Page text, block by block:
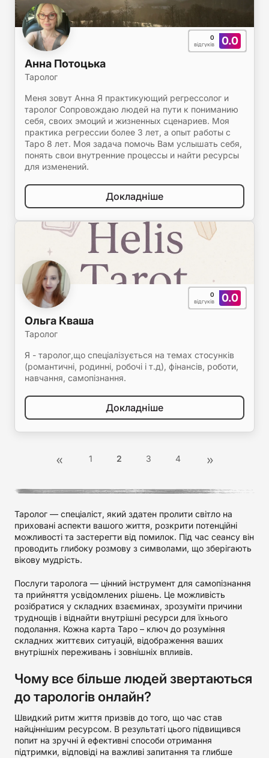
0.0
0
відгуків
Анна Потоцька
Таролог
Меня зовут Анна Я практикующий регрессолог и
таролог Сопровождаю людей на пути к пониманию
себя, своих эмоций и жизненных сценариев. Моя
практика регрессии более 3 лет, а опыт работы с
Таро 8 лет. Моя задача помочь Вам услышать себя,
понять свои внутренние процессы и найти ресурсы
для изменений.
Докладніше
0.0
0
відгуків
Ольга Кваша
Таролог
Я - таролог,що спеціалізується на темах стосунків
(романтичні, родинні, робочі і т.д), фінансів, роботи,
навчання, самопізнання.
Докладніше
1 2 3 4
Таролог — спеціаліст, який здатен пролити світло на
приховані аспекти вашого життя, розкрити потенційні
можливості та застерегти від помилок. Під час сеансу він
проводить глибоку розмову з символами, що зберігають
вікову мудрість.
Послуги таролога — цінний інструмент для самопізнання
та прийняття усвідомлених рішень. Це можливість
розібратися у складних взаєминах, зрозуміти причини
труднощів і віднайти внутрішні ресурси для їхнього
подолання. Кожна карта Таро – ключ до розуміння
складних життєвих ситуацій, відображення ваших
внутрішніх переживань і зовнішніх впливів.
Чому все більше людей звертаються
до тарологів онлайн?
Швидкий ритм життя призвів до того, що час став
найціннішим ресурсом. В результаті цього підвищився
попит на зручні й ефективні способи отримання
підтримки, відповіді на важливі запитання та глибше